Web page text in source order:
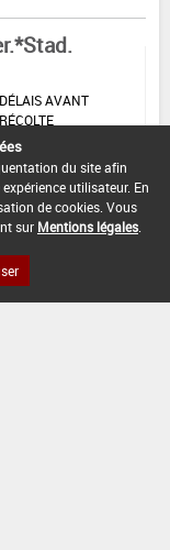
DÉLAIS AVANT
RÉCOLTE
:
du site afin
utilisateur. En
de cookies. Vous
sur Mentions légales